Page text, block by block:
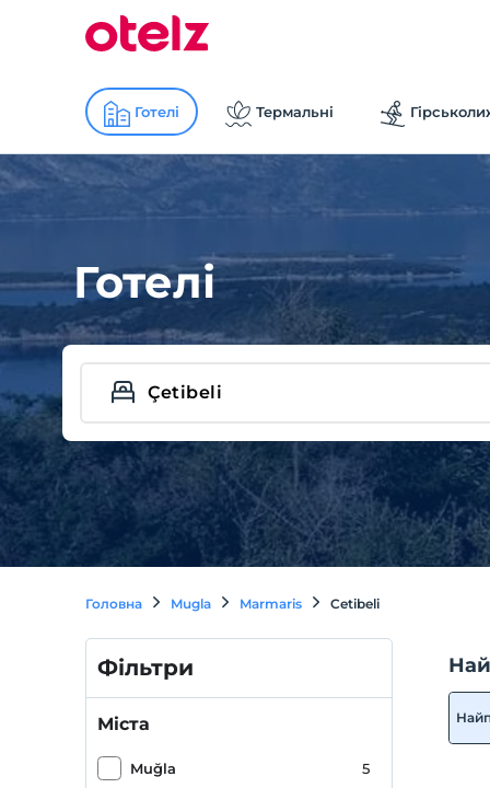
Готелі Термальні
Готелі
Головна Mugla Marmaris Cetibeli
Фільтри
Міста
Muğla 5